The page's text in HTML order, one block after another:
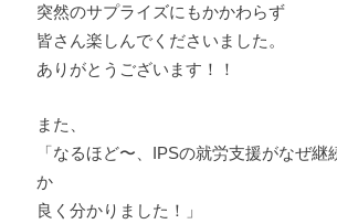
突然のサプライズにもかかわらず
皆さん楽しんでくださいました。
ありがとうございます！！
また、
「なるほど〜、IPSの就労支援がなぜ
か
良く分かりました！」